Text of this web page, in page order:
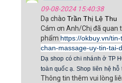
09-08-2024 15:40:38
Dạ chào Trần Thị Lệ Thu
Cám ơn Anh/Chị đã quan
phẩm https://okbuy.vn/
chan-massage-uy-tin-tai-
Dạ shop có chi nhánh ở TP
toàn quốc ạ. Shop liên hệ hỗ
Thông tin thêm vui lòng